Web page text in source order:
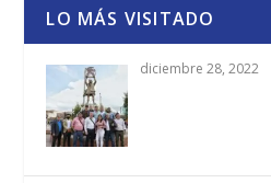
LO MÁS VISITADO
diciembre 28, 2022